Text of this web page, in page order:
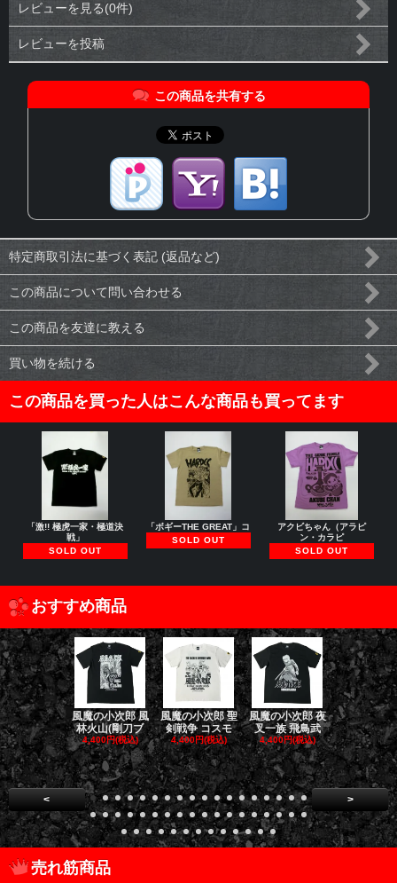
レビューを見る(0件)
レビューを投稿
この商品を共有する
特定商取引法に基づく表記 (返品など)
この商品について問い合わせる
この商品を友達に教える
買い物を続ける
この商品を買った人はこんな商品も買ってます
「激!! 極虎一家・極道決
戦」
SOLD OUT
「ボギーTHE GREAT」コ
SOLD OUT
アクビちゃん（アラピ
ン・カラピ
SOLD OUT
おすすめ商品
風魔の小次郎 風
林火山(剛刀ブ
4,400円(税込)
風魔の小次郎 聖
剣戦争 コスモ
4,400円(税込)
風魔の小次郎 夜
叉一族 飛鳥武
4,400円(税込)
風魔の小次
魔一族 竜
4,400円(税
< >
売れ筋商品